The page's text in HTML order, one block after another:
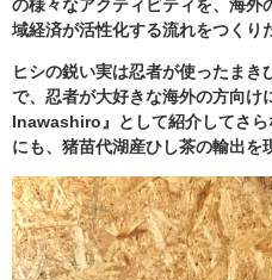
の様々なアクティビティを、海外
域経済が活性化する流れをつくり
ヒシの鋭い実は忍者が使ったま
で、忍者が大好きな海外の方向
Inawashiro』として紹介してさ
にも、猪苗代湖産ひし茶の輸出を